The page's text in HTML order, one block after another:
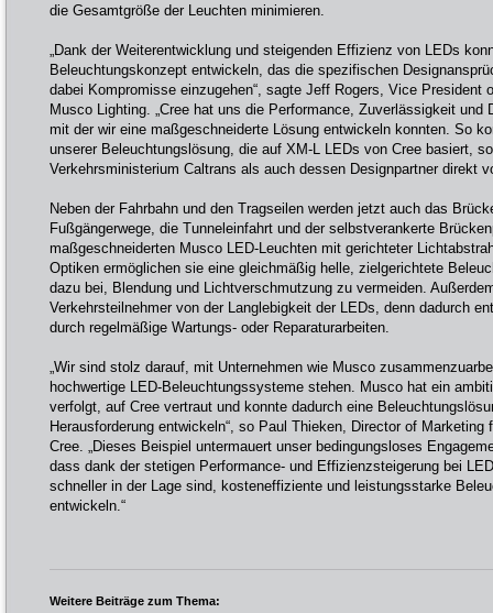
die Gesamtgröße der Leuchten minimieren.
„Dank der Weiterentwicklung und steigenden Effizienz von LEDs
Beleuchtungskonzept entwickeln, das die spezifischen
dabei Kompromisse einzugehen“, sagte Jeff Rogers, Vice President
Musco Lighting. „Cree hat uns die Performance, Zuverlässigkeit und
mit der wir eine maßgeschneiderte Lösung entwickeln konnten. So
unserer Beleuchtungslösung, die auf XM-L LEDs von Cree basiert,
Verkehrsministerium Caltrans als auch dessen Designpartner direkt
Neben der Fahrbahn und den Tragseilen werden jetzt auch das
Fußgängerwege, die Tunneleinfahrt und der selbstverankerte
maßgeschneiderten Musco LED-Leuchten mit gerichteter
Optiken ermöglichen sie eine gleichmäßig helle, zielgerichtete
dazu bei, Blendung und Lichtverschmutzung zu vermeiden.
Verkehrsteilnehmer von der Langlebigkeit der LEDs, denn dadurch
durch regelmäßige Wartungs- oder Reparaturarbeiten.
„Wir sind stolz darauf, mit Unternehmen wie Musco
hochwertige LED-Beleuchtungssysteme stehen. Musco hat ein
verfolgt, auf Cree vertraut und konnte dadurch eine
Herausforderung entwickeln“, so Paul Thieken, Director of Marketing
Cree. „Dieses Beispiel untermauert unser bedingungsloses
dass dank der stetigen Performance- und Effizienzsteigerung bei
schneller in der Lage sind, kosteneffiziente und leistungsstarke
entwickeln.“
Weitere Beiträge zum Thema: